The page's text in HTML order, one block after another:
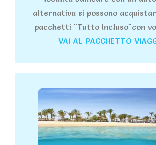
alternativa si possono
pacchetti "Tutto Incluso"con
VAI AL PACCHETTO